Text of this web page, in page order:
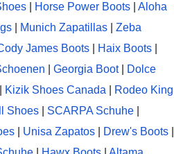
Horse Power Boots
Aloha
Munich Zapatillas
Zeba
James Boots Haix Boots
Georgia Boot|
Dolce
Kizik Shoes Canada
Rodeo King
Shoes SCARPA Schuhe
Unisa Zapatos Drew's Boots